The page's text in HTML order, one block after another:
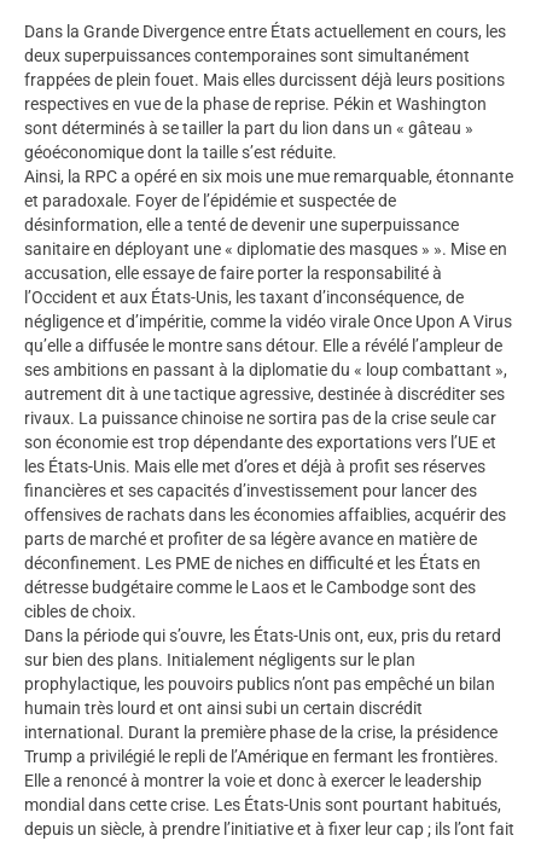
Dans la Grande Divergence entre États actuellement en cours, les
deux superpuissances contemporaines sont simultanément
frappées de plein fouet. Mais elles durcissent déjà leurs positions
respectives en vue de la phase de reprise. Pékin et Washington
sont déterminés à se tailler la part du lion dans un « gâteau »
géoéconomique dont la taille s’est réduite.
Ainsi, la RPC a opéré en six mois une mue remarquable, étonnante
et paradoxale. Foyer de l’épidémie et suspectée de
désinformation, elle a tenté de devenir une superpuissance
sanitaire en déployant une « diplomatie des masques » ». Mise en
accusation, elle essaye de faire porter la responsabilité à
l’Occident et aux États-Unis, les taxant d’inconséquence, de
négligence et d’impéritie, comme la vidéo virale Once Upon A Virus
qu’elle a diffusée le montre sans détour. Elle a révélé l’ampleur de
ses ambitions en passant à la diplomatie du « loup combattant »,
autrement dit à une tactique agressive, destinée à discréditer ses
rivaux. La puissance chinoise ne sortira pas de la crise seule car
son économie est trop dépendante des exportations vers l’UE et
les États-Unis. Mais elle met d’ores et déjà à profit ses réserves
financières et ses capacités d’investissement pour lancer des
offensives de rachats dans les économies affaiblies, acquérir des
parts de marché et profiter de sa légère avance en matière de
déconfinement. Les PME de niches en difficulté et les États en
détresse budgétaire comme le Laos et le Cambodge sont des
cibles de choix.
Dans la période qui s’ouvre, les États-Unis ont, eux, pris du retard
sur bien des plans. Initialement négligents sur le plan
prophylactique, les pouvoirs publics n’ont pas empêché un bilan
humain très lourd et ont ainsi subi un certain discrédit
international. Durant la première phase de la crise, la présidence
Trump a privilégié le repli de l’Amérique en fermant les frontières.
Elle a renoncé à montrer la voie et donc à exercer le leadership
mondial dans cette crise. Les États-Unis sont pourtant habitués,
depuis un siècle, à prendre l’initiative et à fixer leur cap ; ils l’ont fait